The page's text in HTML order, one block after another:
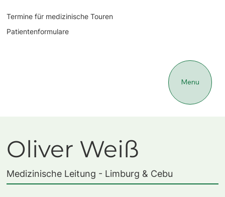
Termine für medizinische Touren
Patientenformulare
Menu
Oliver Weiß
Medizinische Leitung - Limburg & Cebu